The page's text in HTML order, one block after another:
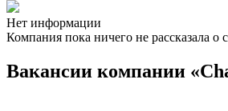
Нет информации
Компания пока ничего не рассказала о
Вакансии компании